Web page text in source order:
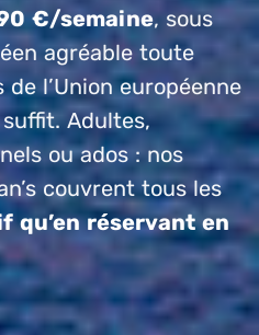
€/semaine, sous
agréable toute
de l’Union européenne
Adultes,
ou ados : nos
couvrent tous les
qu’en réservant en